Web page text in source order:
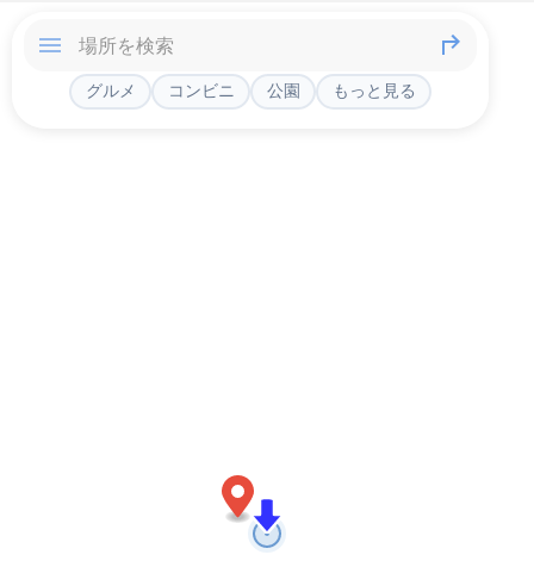
グルメ コンビニ 公園 もっと見る